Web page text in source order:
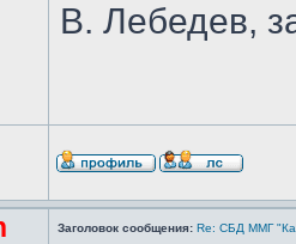
В. Лебедев,
Заголовок сообщения: Re: СБД ММГ